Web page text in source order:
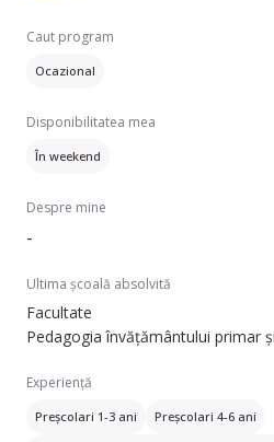
foarte mult copiii, și mai ales sa
acest moment lucrez la o
senior. Ceea ce îmi doresc este
practică, chiar ajutând unii părinți
momente libere și nu au în grija
Caut program
Ocazional
Disponibilitatea mea
În weekend
Despre mine
-
Ultima școală absolvită
Facultate
Pedagogia învățământului primar
Experiență
Preșcolari 1-3 ani Preșcolari 4-6 ani